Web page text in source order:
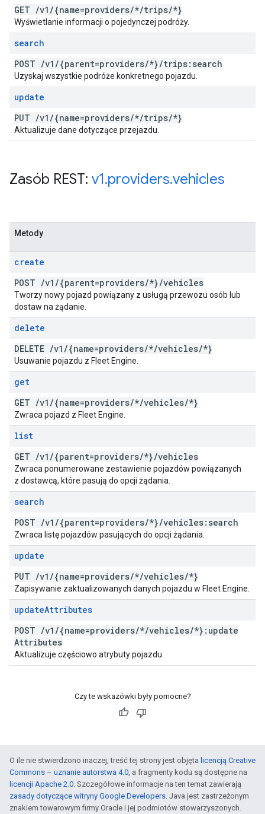
GET /v1 /{name=providers/*/trips/*}
Wyświetlanie informacji o pojedynczej podróży.
search
POST /v1 /{parent=providers/*}/trips:search
Uzyskaj wszystkie podróże konkretnego pojazdu.
update
PUT /v1 /{name=providers/*/trips/*}
Aktualizuje dane dotyczące przejazdu.
Zasób REST: v1.providers.vehicles
Metody
create
POST /v1 /{parent=providers/*}/vehicles
Tworzy nowy pojazd powiązany z usługą przewozu osób lub
dostaw na żądanie.
delete
DELETE /v1 /{name=providers/*/vehicles/*}
Usuwanie pojazdu z Fleet Engine.
get
GET /v1 /{name=providers/*/vehicles/*}
Zwraca pojazd z Fleet Engine.
list
GET /v1 /{parent=providers/*}/vehicles
Zwraca ponumerowane zestawienie pojazdów powiązanych
z dostawcą, które pasują do opcji żądania.
search
POST /v1 /{parent=providers/*}/vehicles:search
Zwraca listę pojazdów pasujących do opcji żądania.
update
PUT /v1 /{name=providers/*/vehicles/*}
Zapisywanie zaktualizowanych danych pojazdu w Fleet Engine.
updateAttributes
POST /v1 /{name=providers/*/vehicles/*}:update
Attributes
Aktualizuje częściowo atrybuty pojazdu.
Czy te wskazówki były pomocne?
O ile nie stwierdzono inaczej, treść tej strony jest objęta licencją Creative
Commons – uznanie autorstwa 4.0, a fragmenty kodu są dostępne na
licencji Apache 2.0. Szczegółowe informacje na ten temat zawierają
zasady dotyczące witryny Google Developers. Java jest zastrzeżonym
znakiem towarowym firmy Oracle i jej podmiotów stowarzyszonych.